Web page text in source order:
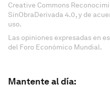
Creative Commons
SinObraDerivada 4.0, y de
uso.
Las opiniones expresadas en
del Foro Económico Mundial.
Mantente al día: